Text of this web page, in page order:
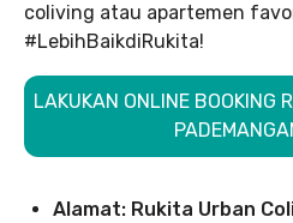
coliving atau apartemen
#LebihBaikdiRukita!
LAKUKAN ONLINE BOOKING
Alamat: Rukita Urban